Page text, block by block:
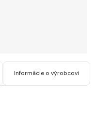
Informácie o výrobcovi